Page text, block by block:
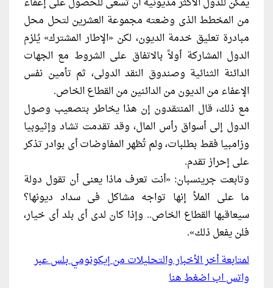
من المخطط الذى وضعته مجموعة العشرين لتحل محل
مبادرة تعليق خدمة الديون، لكن «الإطار المشترك» يُلزم
الدول المشاركة أولاً بالاتفاق على الشروط مع الجهات
الدائنة الثنائية وصندوق النقد الدولى، ثم تأمين نفس
الإعفاء من الديون من الدائنين من القطاع الخاص.
مع ذلك، قال المنتقدون إن هذا يخاطر بتصعيب وصول
الدول إلى أسواق رأس المال، وقد تقدمت تشاد وإثيوبيا
وزامبيا فقط بطلبات، ولم تُظهر المفاوضات أى بوادر تذكر
على إحراز تقدم.
وتابعت جرينسبان: «أنت تعرف ماذا يعنى أن تقول دولة
ما على الملأ إنها تواجه مشاكل فى سداد ديونها؟
سيعاقبها القطاع الخاص.. وإذا كان لدى أى بلد أى خيار،
فلن يفعل ذلك».
لمتابعة أخر الأخبار والتحليلات من إيكونومي بلس عبر
واتس اب اضغط هنا